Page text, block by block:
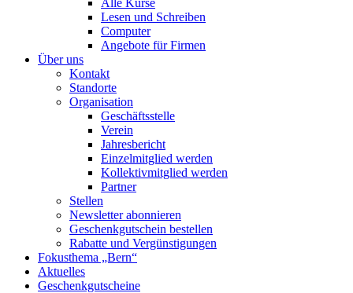
Lesen und Schreiben
Computer
Angebote für Firmen
Über uns
Kontakt
Standorte
Organisation
Geschäftsstelle
Verein
Jahresbericht
Einzelmitglied werden
Kollektivmitglied werden
Partner
Stellen
Newsletter abonnieren
Geschenkgutschein bestellen
Rabatte und Vergünstigungen
Fokusthema „Bern“
Aktuelles
Geschenkgutscheine